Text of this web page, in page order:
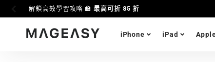
i17 全能應援 🛒 滿額享85折優惠
iPhone iPad